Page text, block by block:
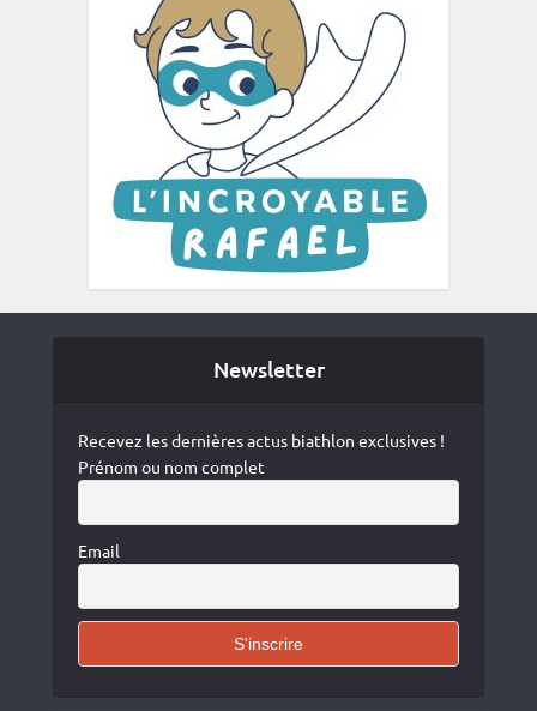
Newsletter
Recevez les dernières actus biathlon exclusives !
Prénom ou nom complet
Email